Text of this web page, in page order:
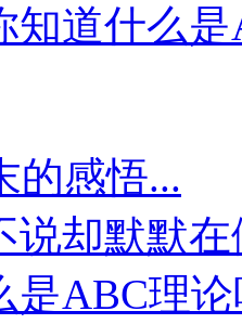
知道什么
的感悟...
说却默默
是ABC理